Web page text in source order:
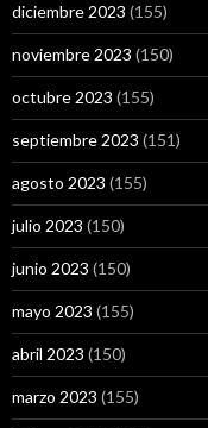
diciembre 2023 (155)
noviembre 2023 (150)
octubre 2023 (155)
septiembre 2023 (151)
agosto 2023 (155)
julio 2023 (150)
junio 2023 (150)
mayo 2023 (155)
abril 2023 (150)
marzo 2023 (155)